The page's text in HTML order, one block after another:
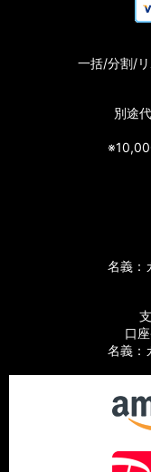
一括/分割/リ
別途
名義：
口
名義：